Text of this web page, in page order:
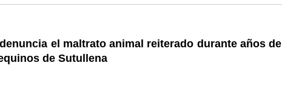
el maltrato animal reiterado durante años de
de Sutullena